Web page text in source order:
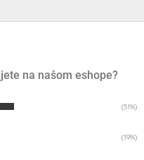
na našom eshope?
(51%)
(19%)